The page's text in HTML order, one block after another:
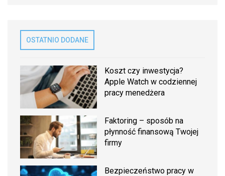
OSTATNIO DODANE
Koszt czy inwestycja?
Apple Watch w codziennej
pracy menedżera
Faktoring – sposób na
płynność finansową Twojej
firmy
Bezpieczeństwo pracy w